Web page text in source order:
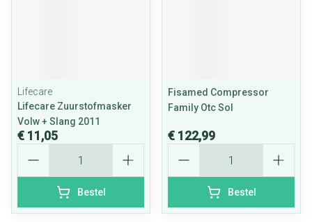
Lifecare
Lifecare Zuurstofmasker
Volw + Slang 2011
€ 11,05
Bestel
Fisamed Compressor
Family Otc Sol
€ 122,99
Bestel